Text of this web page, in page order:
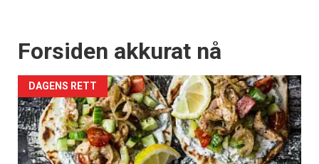
Forsiden akkurat nå
DAGENS RETT